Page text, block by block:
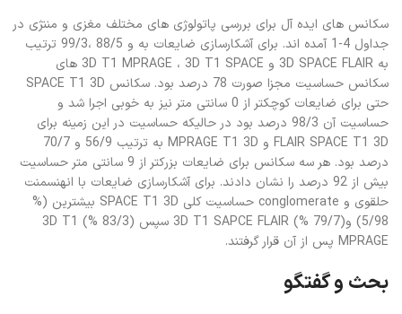
سکانس های ایده آل برای بررسی پاتولوژی های مختلف مغزی و مننژی در
جداول 4-1 آمده اند. برای آشکارسازی ضایعات به و 88/5 ،99/3 ترتیب
به 3D SPACE FLAIR و 3D T1 MPRAGE ، 3D T1 SPACE های
سکانس حساسیت مجزا صورت 78 درصد بود. سکانس SPACE T1 3D
حتی برای ضایعات کوچکتر از 0 سانتی متر نیز به خوبی اجرا شد و
حساسیت آن 98/3 درصد بود در حالیکه حساسیت در این زمینه برای
درصد بود. هر سه سکانس برای ضایعات بزرکتر از 9 سانتی متر حساسیت
بیش از 92 درصد را نشان دادند. برای آشکارسازی ضایعات با انهنسمنت
حلقوی و conglomerate حساسیت کلی SPACE T1 3D بیشترین (%
5/98) و(79/7 %) 3D T1 SAPCE FLAIR سپس (83/3 %) 3D T1
MPRAGE پس از آن قرار گرفتند.
بحث و گفتگو